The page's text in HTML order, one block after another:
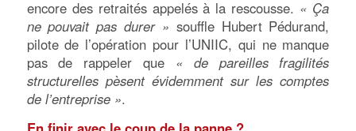
encore des retraités appelés à la rescousse. « Ça
ne pouvait pas durer » souffle Hubert Pédurand,
pilote de l’opération pour l’UNIIC, qui ne manque
pas de rappeler que « de pareilles fragilités
structurelles pèsent évidemment sur les comptes
de l’entreprise ».